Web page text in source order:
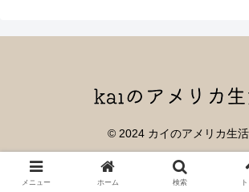
© 2024 カイのアメリカ生活.
メニュー ホーム 検索